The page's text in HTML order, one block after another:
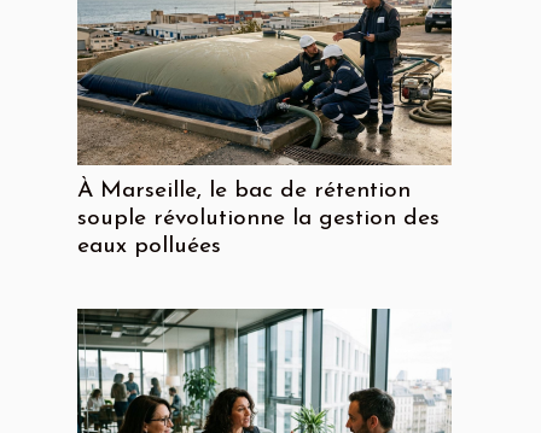
À Marseille, le bac de rétention
souple révolutionne la gestion des
eaux polluées